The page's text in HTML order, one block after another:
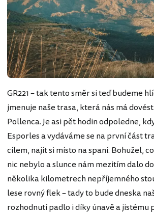
GR221 – tak tento směr si teď budeme
jmenuje naše trasa, která nás má
Pollenca. Je asi pět hodin odpoledne,
Esporles a vydáváme se na první část
cílem, najít si místo na spaní. Bohužel,
nic nebylo a slunce nám mezitím dalo
několika kilometrech nepříjemného
lese rovný flek – tady to bude dneska
rozhodnutí padlo i díky únavě a jistému